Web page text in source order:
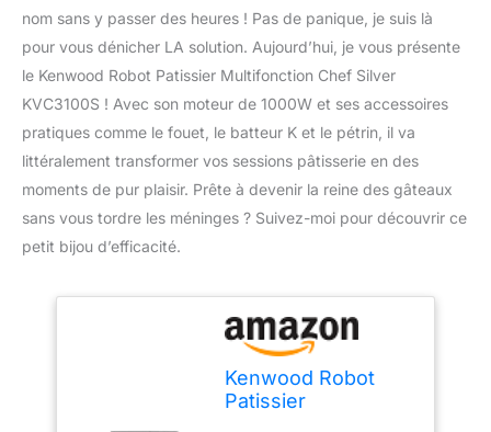
nom sans y passer des heures ! Pas de panique, je suis là
pour vous dénicher LA solution. Aujourd’hui, je vous présente
le Kenwood Robot Patissier Multifonction Chef Silver
KVC3100S ! Avec son moteur de 1000W et ses accessoires
pratiques comme le fouet, le batteur K et le pétrin, il va
littéralement transformer vos sessions pâtisserie en des
moments de pur plaisir. Prête à devenir la reine des gâteaux
sans vous tordre les méninges ? Suivez-moi pour découvrir ce
petit bijou d’efficacité.
Kenwood Robot
Patissier